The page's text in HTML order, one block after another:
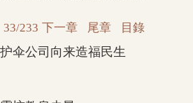
33/233 下一章 尾章 目錄
伞公司向来造福民生